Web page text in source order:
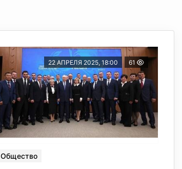
22 АПРЕЛЯ 2025, 18:00 61
Общество